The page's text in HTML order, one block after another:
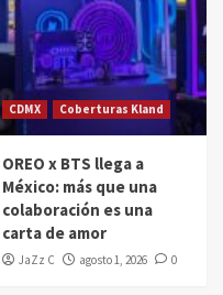
CDMX Coberturas Kland
OREO x BTS llega a
México: más que una
colaboración es una
carta de amor
JaZz C agosto 1, 2026 0